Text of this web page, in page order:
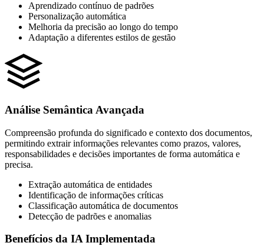
Aprendizado contínuo de padrões
Personalização automática
Melhoria da precisão ao longo do tempo
Adaptação a diferentes estilos de gestão
Análise Semântica Avançada
Compreensão profunda do significado e contexto dos documentos,
permitindo extrair informações relevantes como prazos, valores,
responsabilidades e decisões importantes de forma automática e
precisa.
Extração automática de entidades
Identificação de informações críticas
Classificação automática de documentos
Detecção de padrões e anomalias
Benefícios da IA Implementada